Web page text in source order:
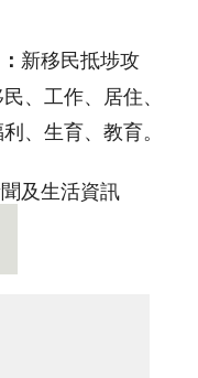
新移民抵埗攻
、工作、居住、
、生育、教育。
及生活資訊